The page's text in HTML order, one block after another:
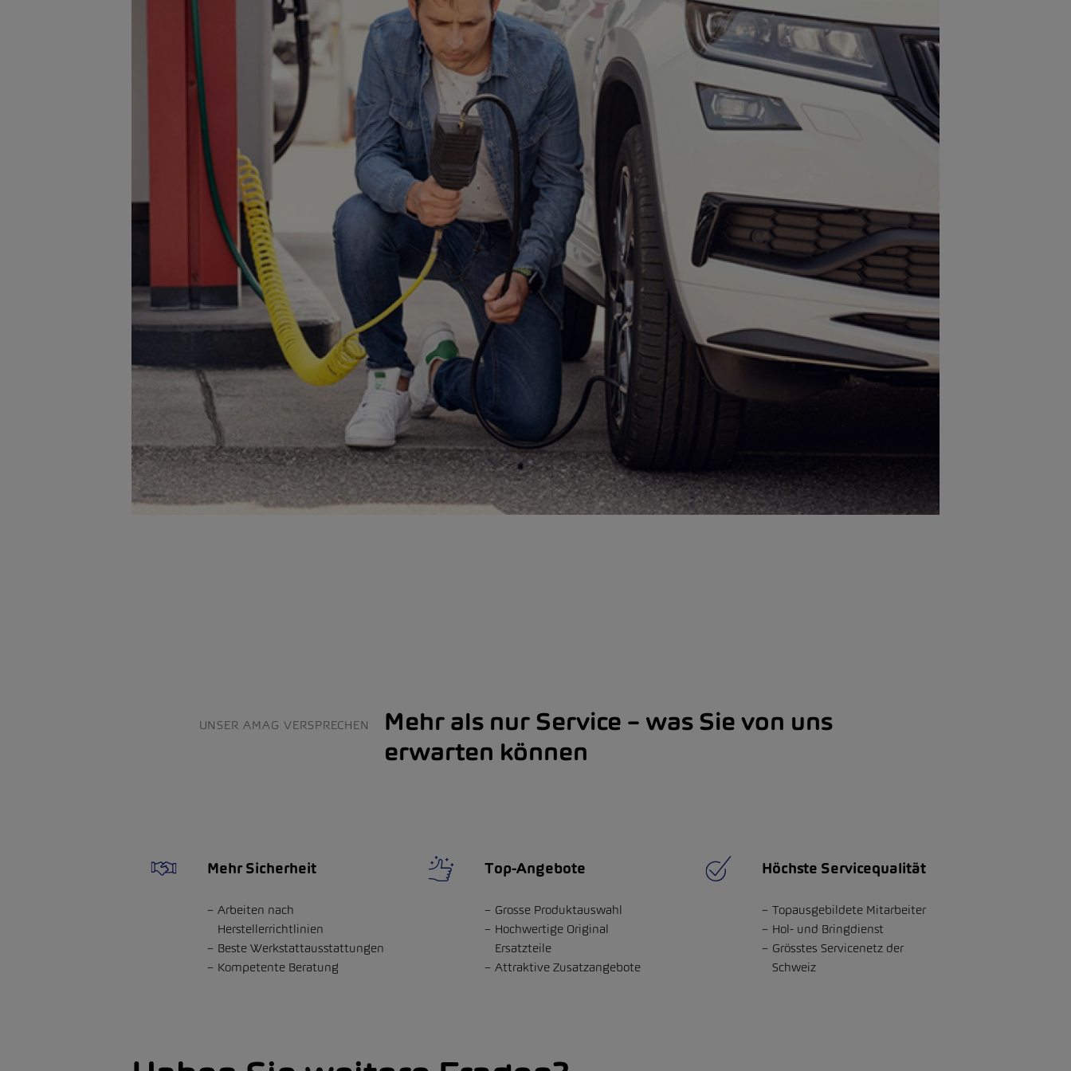
UNSER AMAG VERSPRECHEN
Mehr als nur Service – was Sie von uns
erwarten können
Mehr Sicherheit
Arbeiten nach
Herstellerrichtlinien
Beste Werkstattausstattungen
Kompetente Beratung
Top-Angebote
Grosse Produktauswahl
Hochwertige Original
Ersatzteile
Attraktive Zusatzangebote
Höchste Servicequalität
Topausgebildete Mitarbeiter
Hol- und Bringdienst
Grösstes Servicenetz der
Schweiz